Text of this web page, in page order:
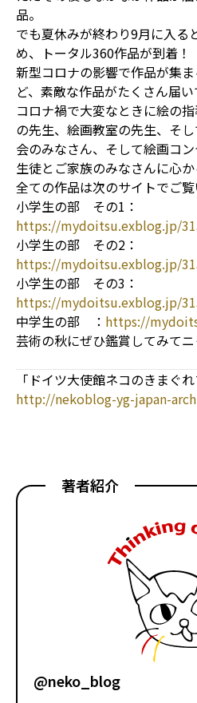
品。
でも夏休みが終わり9月に入る
め、トータル360作品が到着！
新型コロナの影響で作品が集
ど、素敵な作品がたくさん届
コロナ禍で大変なときに絵の
の先生、絵画教室の先生、そ
会のみなさん、そして絵画コ
生徒とご家族のみなさんに心
全ての作品は次のサイトでご
小学生の部 その1：
https://mydoitsu.exblog.jp/
小学生の部 その2：
https://mydoitsu.exblog.jp/
小学生の部 その3：
https://mydoitsu.exblog.jp/
中学生の部 ： https://
芸術の秋にぜひ鑑賞してみて
「ドイツ大使館ネコのきまぐ
http://nekoblog-yg-japan-
著者紹介
@neko_blog